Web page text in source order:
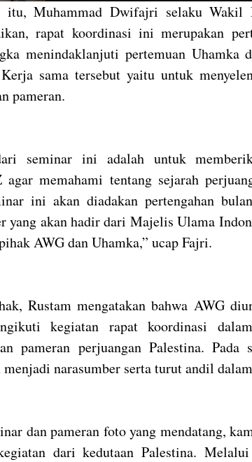
itu, Muhammad Dwifajri selaku
rapat koordinasi ini merupakan
menindaklanjuti pertemuan Uhamka
sama tersebut yaitu untuk
pameran.
seminar ini adalah untuk
agar memahami tentang sejarah
ini akan diadakan pertengahan
yang akan hadir dari Majelis Ulama
AWG dan Uhamka,” ucap Fajri.
Rustam mengatakan bahwa AWG
kegiatan rapat koordinasi
pameran perjuangan Palestina. Pada
menjadi narasumber serta turut andil
dan pameran foto yang mendatang,
dari kedutaan Palestina.